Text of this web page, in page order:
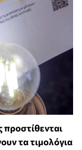
προστίθενται
τα τιμολόγια